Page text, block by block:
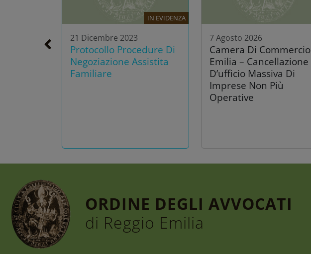
IN EVIDENZA
21 Dicembre 2023
Protocollo Procedure Di
Negoziazione Assistita
Familiare
7 Agosto 2026
Camera Di Commercio
Emilia – Cancellazione
D’ufficio Massiva Di
Imprese Non Più
Operative
ORDINE DEGLI AVVOCATI
di Reggio Emilia